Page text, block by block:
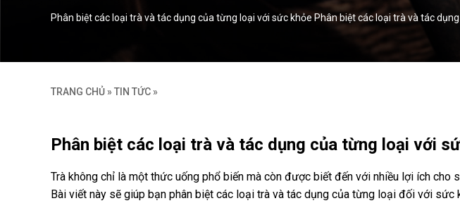
Phân biệt các loại trà và tác dụng của từng loại với sức khỏe Phân biệt các loại trà và tác
TRANG CHỦ » TIN TỨC »
Phân biệt các loại trà và tác dụng của từng loại với
Trà không chỉ là một thức uống phổ biến mà còn được biết đến với nhiều lợi ích
Bài viết này sẽ giúp bạn phân biệt các loại trà và tác dụng của từng loại đối với sức